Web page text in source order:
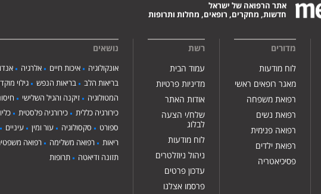
אתר הרפואה של ישראל
חדשות, מחקרים, רופאים, מחלות ותרופות
מדורים
לוח מודעות
מאגר רופאים ראשי
רפואת משפחה
רפואת נשים
רפואה פנימית
רפואת ילדים
פסיכיאטריה
רשת
עמוד הבית
מדיניות פרטיות
אודות האתר
שלח/י הצעה
לבלוג
לוח מודעות
ניהול ניוזלטרים
עדכון פרטים
פרסמו אצלנו
נושאים
אונקולוגיה איכות חיים אלרגיה
בריאות הלב
בריאות הנפש גילוי
המטולוגיה
זיקנה והגיל השלישי
כירורגיה כללית
כירורגיה פלסטית
ספורט
סקסולוגיה עור ומין עיניים
ריאות
רפואה משלימה רפואה
תזונה ודיאטה
תרופות